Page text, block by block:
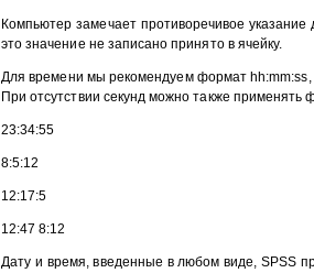
Компьютер замечает противоречивое
это значение не записано принято в ячейку.
Для времени мы рекомендуем формат hh:mm:ss,
При отсутствии секунд можно также
23:34:55
8:5:12
12:17:5
12:47 8:12
Дату и время, введенные в любом виде, SPSS